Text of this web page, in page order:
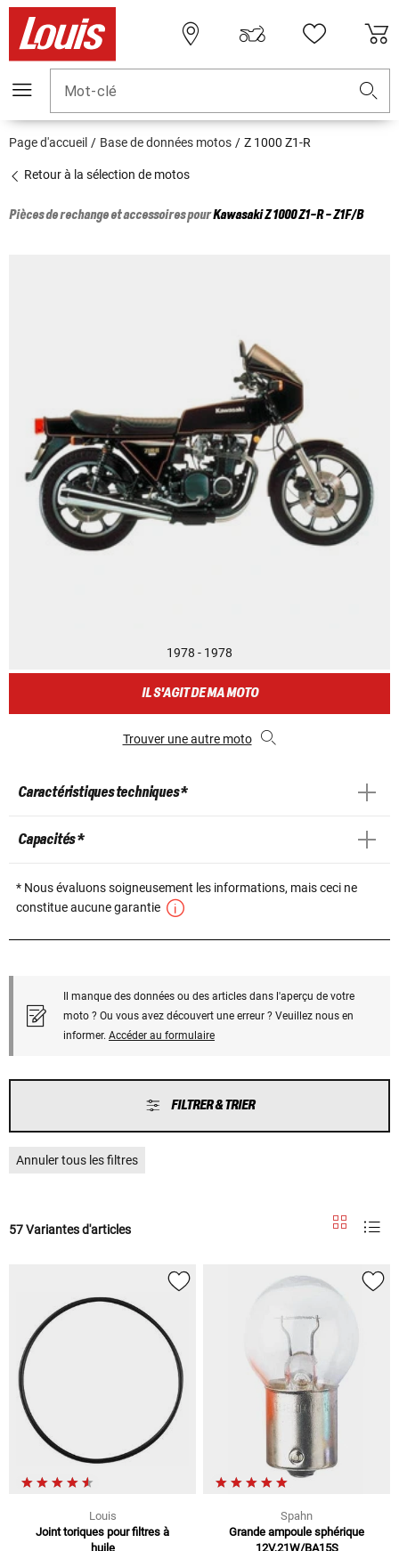
Mot-clé
Page d'accueil Base de données motos Z 1000 Z1-R
Retour à la sélection de motos
Pièces de rechange et accessoires pourKawasakiZ 1000 Z1-R - Z1F/B
1978 - 1978
IL S'AGIT DE MA MOTO
Trouver une autre moto
Caractéristiques techniques *
Capacités *
* Nous évaluons soigneusement les informations, mais ceci ne
constitue aucune garantie
Il manque des données ou des articles dans l'aperçu de votre
moto ? Ou vous avez découvert une erreur ? Veuillez nous en
informer. Accéder au formulaire
FILTRER & TRIER
Annuler tous les filtres
57 Variantes d'articles
Louis
Joint toriques pour filtres à
huile
Spahn
Grande ampoule sphérique
12V,21W/BA15S